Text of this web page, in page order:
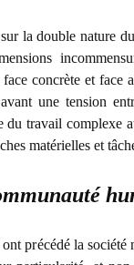
la double nature
concrète et face
une tension
du travail complexe
matérielles et
précédé la société